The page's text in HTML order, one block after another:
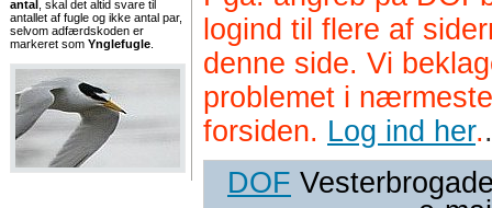
antal , skal det altid svare til
antallet af fugle og ikke antal par,
selvom adfærdskoden er
markeret som Ynglefugle
logind til flere af
denne side. Vi
problemet i
forsiden. Log ind her..
DOF